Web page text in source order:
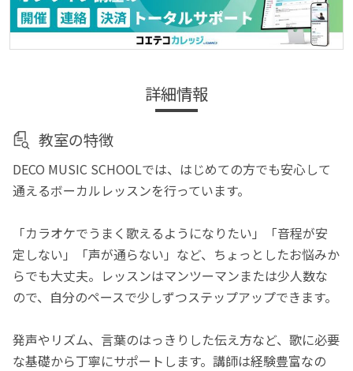
詳細情報
教室の特徴
DECO MUSIC SCHOOLでは、はじめての方でも安心して
通えるボーカルレッスンを行っています。
「カラオケでうまく歌えるようになりたい」「音程が安
定しない」「声が通らない」など、ちょっとしたお悩みか
らでも大丈夫。レッスンはマンツーマンまたは少人数な
ので、自分のペースで少しずつステップアップできます。
発声やリズム、言葉のはっきりした伝え方など、歌に必要
な基礎から丁寧にサポートします。講師は経験豊富なの